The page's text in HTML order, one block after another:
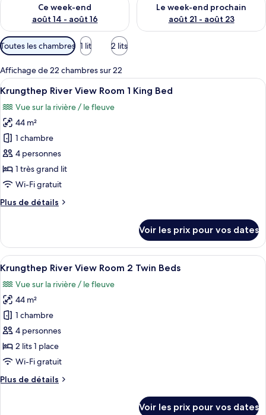
Ce week-end
août 14 - août 16
Le week-end prochain
août 21 - août 23
Filtres
disponibles
pour
les
chambres
Toutes les chambres 1 lit 2 lits
Affichage de 22 chambres sur 22
Afficher
toutes
les
photos
pour
ce
type
de
chambre :
Krungthep
Room
1
King
Bed
Une chambre d’hôtel avec un grand
7
Krungthep River View Room 1 King Bed
Vue sur la rivière / le fleuve
44 m²
1 chambre
4 personnes
1 très grand lit
Wi-Fi gratuit
Plus de détails
Plus
le
type
de
chambre
Krungthep
River
View
Room
King
Bed
Voir les prix pour vos dates
Afficher
toutes
les
photos
pour
ce
type
de
chambre :
Krungthep
Une chambre d’hôtel avec un
7
Krungthep River View Room 2 Twin Beds
Vue sur la rivière / le fleuve
44 m²
1 chambre
4 personnes
2 lits 1 place
Wi-Fi gratuit
Plus de détails
Plus
Voir les prix pour vos dates